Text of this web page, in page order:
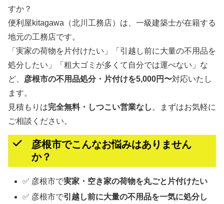
すか？
便利屋kitagawa（北川工務店）は、一級建築士が在籍する
地元の工務店です。
「実家の荷物を片付けたい」「引越し前に大量の不用品を
処分したい」「粗大ゴミが多くて自分では運べない」な
ど、 彦根市の不用品処分・片付けを5,000円〜対応いたし
ます。
見積もりは完全無料・しつこい営業なし 。まずはお気軽に
ご相談ください。
彦根市でこんなお悩みはありません
か？
✅ 彦根市で実家・空き家の荷物を丸ごと片付けたい
✅ 彦根市で引越し前に大量の不用品を一気に処分し